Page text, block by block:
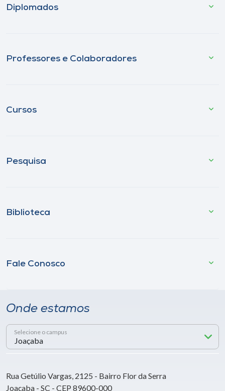
Diplomados
Professores e Colaboradores
Cursos
Pesquisa
Biblioteca
Fale Conosco
Onde estamos
Selecione o campus
Rua Getúlio Vargas, 2125 - Bairro Flor da Serra
Joaçaba - SC - CEP 89600-000